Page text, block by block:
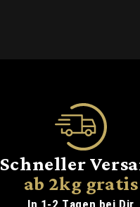
Schneller
ab 2kg gratis
In 1-2 Tagen bei Dir